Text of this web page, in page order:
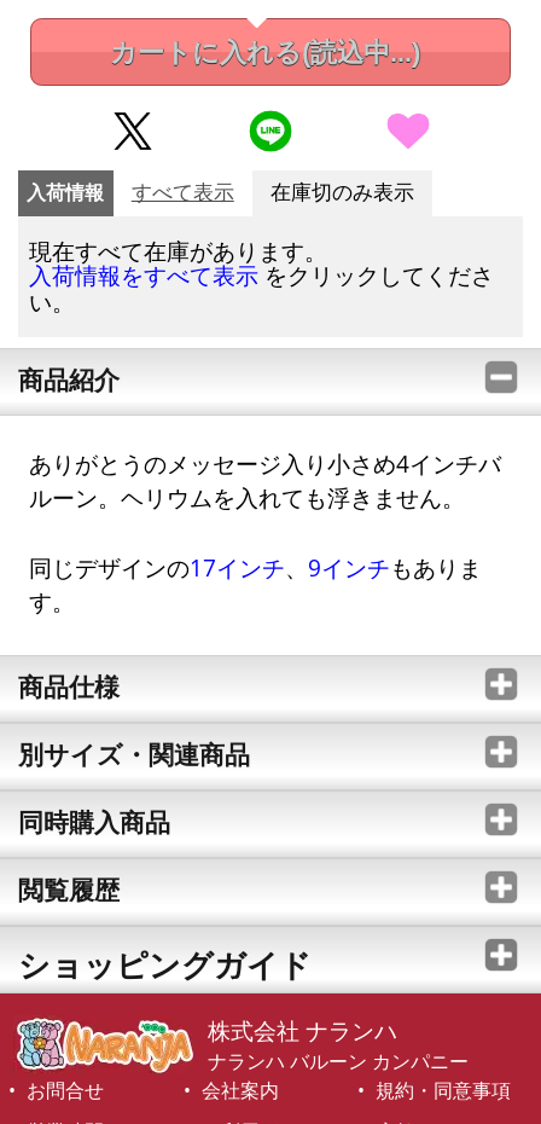
カートに入れる(読込中...)
入荷情報 すべて表示 在庫切のみ表示
現在すべて在庫があります。
入荷情報をすべて表示 をクリックしてくださ
い。
商品紹介
ありがとうのメッセージ入り小さめ4インチバ
ルーン。ヘリウムを入れても浮きません。
同じデザインの17インチ、 9インチもありま
す。
商品仕様
別サイズ・関連商品
同時購入商品
閲覧履歴
ショッピングガイド
株式会社 ナランハ
ナランハ バルーン カンパニー
お問合せ
会社案内
規約・同意事項